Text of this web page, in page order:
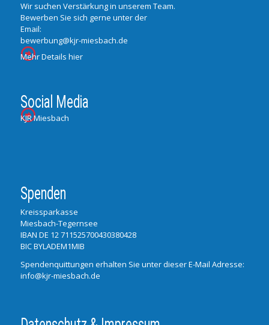
Wir suchen Verstärkung in unserem Team.
Bewerben Sie sich gerne unter der
Email:
bewerbung@kjr-miesbach.de
Mehr Details hier
Social Media
KJR Miesbach
Spenden
Kreissparkasse
Miesbach-Tegernsee
IBAN DE 12 711525700430380428
BIC BYLADEM1MIB
Spendenquittungen erhalten Sie unter dieser E-Mail Adresse:
info@kjr-miesbach.de